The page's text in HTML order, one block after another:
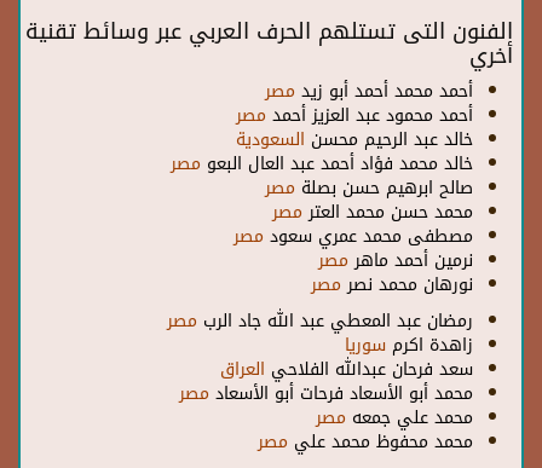
الفنون التى تستلهم الحرف العربي عبر وسائط تقنية
أخري
أحمد محمد أحمد أبو زيد مصر
أحمد محمود عبد العزيز أحمد مصر
خالد عبد الرحيم محسن السعودية
خالد محمد فؤاد أحمد عبد العال البعو مصر
صالح ابرهيم حسن بصلة مصر
محمد حسن محمد العترمصر
مصطفى محمد عمري سعود مصر
نرمين أحمد ماهر مصر
نورهان محمد نصر مصر
رمضان عبد المعطي عبد الله جاد الرب مصر
زاهدة اكرم سوريا
سعد فرحان عبدالله الفلاحي العراق
محمد أبو الأسعاد فرحات أبو الأسعاد مصر
محمد علي جمعه مصر
محمد محفوظ محمد علي مصر